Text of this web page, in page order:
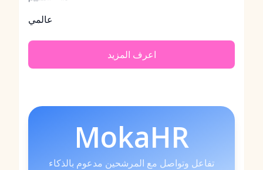
عالمي
اعرف المزيد
MokaHR
تفاعل وتواصل مع المرشحين مدعوم بالذكاء